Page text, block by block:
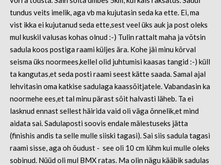
tundus veits imelik, aga vb ma kujutasin seda ka ette. Ei, ma
vist ikka ei kujutanud seda ette,sest veel üks auk ja post oleks
mul kuskil valusas kohas olnud :-) Tulin rattalt maha ja võtsin
sadula koos postiga raami küljes ära. Kohe jäi minu kõrval
seisma üks noormees,kellel olid juhtumisi kaasas tangid :-) küll
ta kangutas,et seda posti raami seest kätte saada. Samal ajal
lehvitasin oma katkise sadulaga kaassõitjatele. Vabandasin ka
noormehe ees,et tal minu pärast sõit halvasti läheb. Ta ei
lasknud ennast sellest häirida vaid oli väga õnnelik,et mind
aidata sai. Sadulaposti soovis endale mälestuseks jätta
(finishis andis ta selle mulle siiski tagasi). Sai siis sadula tagasi
raami sisse, aga oh õudust - see oli 10 cm lühm kui mulle oleks
sobinud. Nüüd oli mul BMX ratas. Ma olin nägu kääbik sadulas